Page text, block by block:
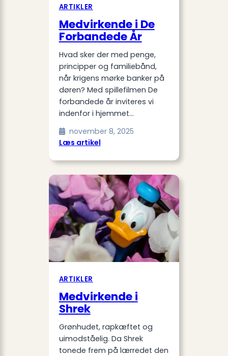
ARTIKLER
Medvirkende i De
Forbandede År
Hvad sker der med penge,
principper og familiebånd,
når krigens mørke banker på
døren? Med spillefilmen De
forbandede år inviteres vi
indenfor i hjemmet…
november 8, 2025
Læs artikel:
i
De
Forbandede
År
ARTIKLER
Medvirkende i
Shrek
Grønhudet, rapkæftet og
uimodståelig. Da Shrek
tonede frem på lærredet den